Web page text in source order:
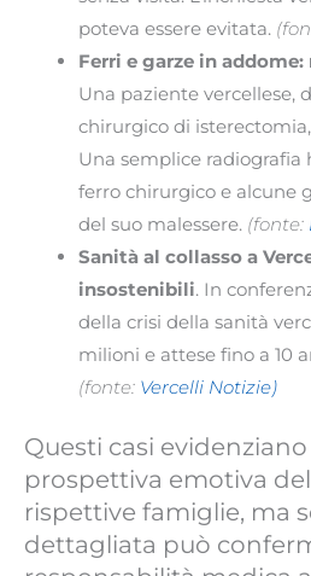
poteva essere evitata.
Ferri e garze in
Una paziente vercellese,
chirurgico di
Una semplice radiografia
ferro chirurgico e alcune
del suo malessere. (fonte:
Sanità al collasso a
insostenibili. In
della crisi della sanità
milioni e attese fino a 10
(fonte: Vercelli Notizie)
Questi casi evidenziano
prospettiva emotiva
rispettive famiglie, ma
dettagliata può